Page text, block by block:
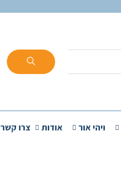
ויהי אור אודות צרו קשר